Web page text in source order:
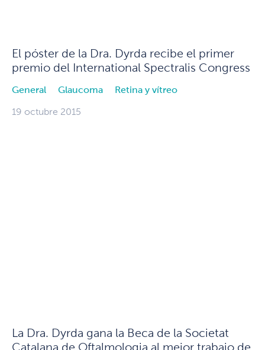
El póster de la Dra. Dyrda recibe el primer
premio del International Spectralis Congress
General Glaucoma Retina y vítreo
19 octubre 2015
La Dra. Dyrda gana la Beca de la Societat
Catalana de Oftalmologia al mejor trabajo de